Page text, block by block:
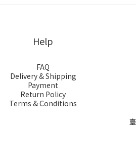
Help
FAQ
Delivery & Shipping
Payment
Return Policy
Terms & Conditions